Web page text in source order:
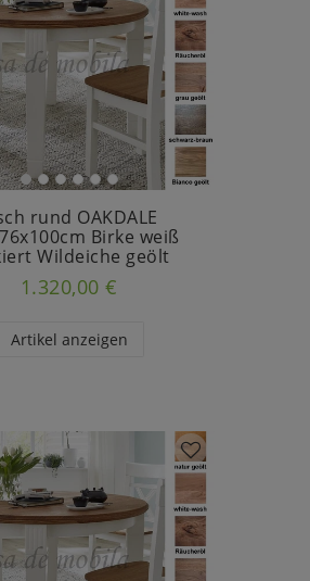
rund OAKDALE
Birke weiß
Wildeiche geölt
1.320,00 €
Artikel anzeigen